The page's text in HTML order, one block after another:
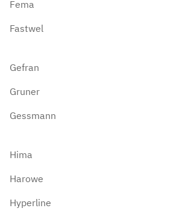
Fema
Fastwel
Gefran
Gruner
Gessmann
Hima
Harowe
Hyperline